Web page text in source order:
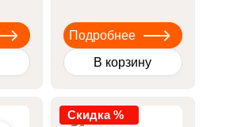
составляла
130 Br.
90 Br.
Подробнее
В корзину
Скидка %